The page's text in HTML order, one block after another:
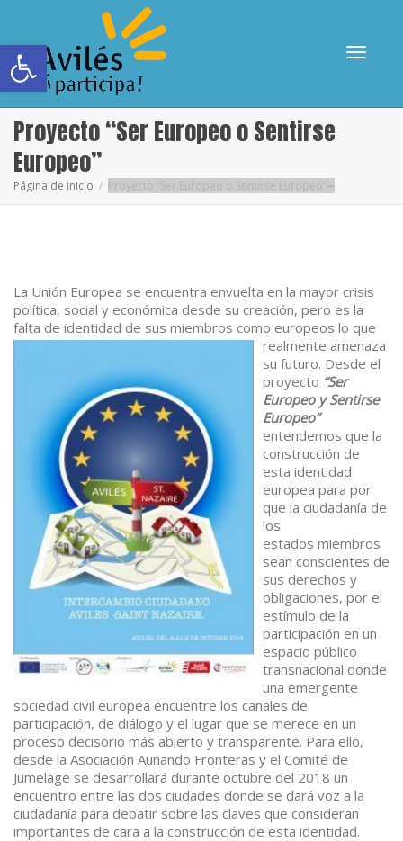
Abrir barra de herramientas
Proyecto “Ser Europeo o Sentirse
Europeo”
Página de inicio Proyecto “Ser Europeo o Sentirse Europeo”
La Unión Europea se encuentra envuelta en la mayor crisis
política, social y económica desde su creación, pero es la
falta de identidad de sus miembros como europeos lo que
realmente amenaza
su futuro. Desde el
proyecto “Ser
Europeo y Sentirse
Europeo”
entendemos que la
construcción de
esta identidad
europea para por
que la ciudadanía de
los
estados miembros
sean conscientes de
sus derechos y
obligaciones, por el
estímulo de la
participación en un
espacio público
transnacional donde
una emergente
sociedad civil europea encuentre los canales de
participación, de diálogo y el lugar que se merece en un
proceso decisorio más abierto y transparente. Para ello,
desde la Asociación Aunando Fronteras y el Comité de
Jumelage se desarrollará durante octubre del 2018 un
encuentro entre las dos ciudades donde se dará voz a la
ciudadanía para debatir sobre las claves que consideran
importantes de cara a la construcción de esta identidad.